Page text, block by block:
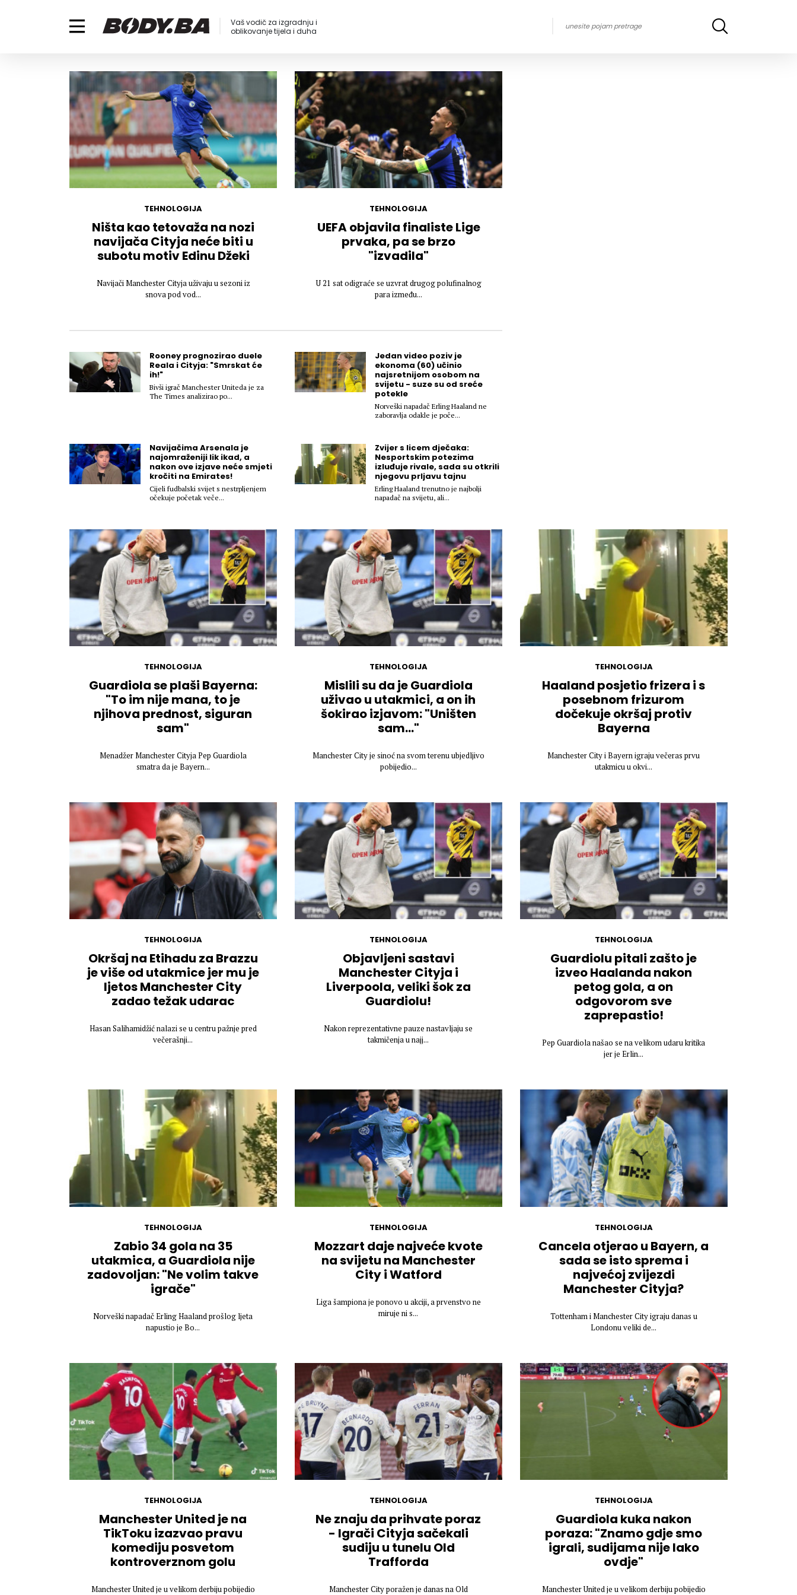
Vaš vodič za izgradnju i
oblikovanje tijela i duha
TEHNOLOGIJA
Ništa kao tetovaža na nozi
navijača Cityja neće biti u
subotu motiv Edinu Džeki
Navijači Manchester Cityja uživaju u sezoni iz
snova pod vod...
TEHNOLOGIJA
UEFA objavila finaliste Lige
prvaka, pa se brzo
"izvadila"
U 21 sat odigraće se uzvrat drugog polufinalnog
para između...
Rooney prognozirao duele
Reala i Cityja: "Smrskat će
ih!"
Bivši igrač Manchester Uniteda je za
The Times analizirao po...
Jedan video poziv je
ekonoma (60) učinio
najsretnijom osobom na
svijetu - suze su od sreće
potekle
Norveški napadač Erling Haaland ne
zaboravlja odakle je poče...
Navijačima Arsenala je
najomraženiji lik ikad, a
nakon ove izjave neće smjeti
kročiti na Emirates!
Cijeli fudbalski svijet s nestrpljenjem
očekuje početak veče...
Zvijer s licem dječaka:
Nesportskim potezima
izluđuje rivale, sada su otkrili
njegovu prljavu tajnu
Erling Haaland trenutno je najbolji
napadač na svijetu, ali...
TEHNOLOGIJA
Guardiola se plaši Bayerna:
"To im nije mana, to je
njihova prednost, siguran
sam"
Menadžer Manchester Cityja Pep Guardiola
smatra da je Bayern...
TEHNOLOGIJA
Mislili su da je Guardiola
uživao u utakmici, a on ih
šokirao izjavom: "Uništen
sam..."
Manchester City je sinoć na svom terenu ubjedljivo
pobijedio...
TEHNOLOGIJA
Haaland posjetio frizera i s
posebnom frizurom
dočekuje okršaj protiv
Bayerna
Manchester City i Bayern igraju večeras prvu
utakmicu u okvi...
TEHNOLOGIJA
Okršaj na Etihadu za Brazzu
je više od utakmice jer mu je
ljetos Manchester City
zadao težak udarac
Hasan Salihamidžić nalazi se u centru pažnje pred
večerašnji...
TEHNOLOGIJA
Objavljeni sastavi
Manchester Cityja i
Liverpoola, veliki šok za
Guardiolu!
Nakon reprezentativne pauze nastavljaju se
takmičenja u najj...
TEHNOLOGIJA
Guardiolu pitali zašto je
izveo Haalanda nakon
petog gola, a on
odgovorom sve
zaprepastio!
Pep Guardiola našao se na velikom udaru kritika
jer je Erlin...
TEHNOLOGIJA
Zabio 34 gola na 35
utakmica, a Guardiola nije
zadovoljan: "Ne volim takve
igrače"
Norveški napadač Erling Haaland prošlog ljeta
napustio je Bo...
TEHNOLOGIJA
Mozzart daje najveće kvote
na svijetu na Manchester
City i Watford
Liga šampiona je ponovo u akciji, a prvenstvo ne
miruje ni s...
TEHNOLOGIJA
Cancela otjerao u Bayern, a
sada se isto sprema i
najvećoj zvijezdi
Manchester Cityja?
Tottenham i Manchester City igraju danas u
Londonu veliki de...
TEHNOLOGIJA
Manchester United je na
TikToku izazvao pravu
komediju posvetom
kontroverznom golu
Manchester United je u velikom derbiju pobijedio
TEHNOLOGIJA
Ne znaju da prihvate poraz
- Igrači Cityja sačekali
sudiju u tunelu Old
Trafforda
Manchester City poražen je danas na Old
TEHNOLOGIJA
Guardiola kuka nakon
poraza: "Znamo gdje smo
igrali, sudijama nije lako
ovdje"
Manchester United je u velikom derbiju pobijedio